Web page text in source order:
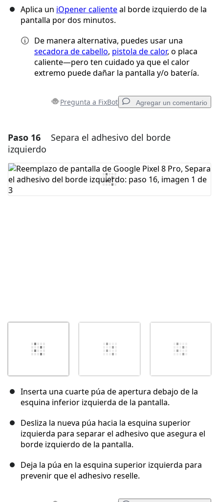
Aplica un iOpener calienteal borde izquierdo de la
pantalla por dos minutos.
De manera alternativa, puedes usar una
secadora de cabello, pistola de calor, o placa
caliente—pero ten cuidado ya que el calor
extremo puede dañar la pantalla y/o batería.
Pregunta a FixBot Agregar un comentario
Agregar un comentario
Agregar Comentario
Paso 16
Separa el adhesivo del borde
izquierdo
Inserta una cuarte púa de apertura debajo de la
esquina inferior izquierda de la pantalla.
Desliza la nueva púa hacia la esquina superior
izquierda para separar el adhesivo que asegura el
borde izquierdo de la pantalla.
Deja la púa en la esquina superior izquierda para
prevenir que el adhesivo reselle.